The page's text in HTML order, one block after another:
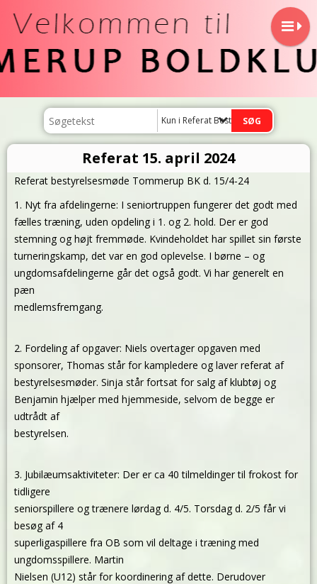
Kun i Referat Bestyrelsemøde
Referat 15. april 2024
Referat bestyrelsesmøde Tommerup BK d. 15/4-24
1. Nyt fra afdelingerne: I seniortruppen fungerer det godt med
fælles træning, uden opdeling i 1. og 2. hold. Der er god
stemning og højt fremmøde. Kvindeholdet har spillet sin første
turneringskamp, det var en god oplevelse. I børne – og
ungdomsafdelingerne går det også godt. Vi har generelt en
pæn
medlemsfremgang.
2. Fordeling af opgaver: Niels overtager opgaven med
sponsorer, Thomas står for kampledere og laver referat af
bestyrelsesmøder. Sinja står fortsat for salg af klubtøj og
Benjamin hjælper med hjemmeside, selvom de begge er
udtrådt af
bestyrelsen.
3. Jubilæumsaktiviteter: Der er ca 40 tilmeldinger til frokost for
tidligere
seniorspillere og trænere lørdag d. 4/5. Torsdag d. 2/5 får vi
besøg af 4
superligaspillere fra OB som vil deltage i træning med
ungdomsspillere. Martin
Nielsen (U12) står for koordinering af dette. Derudover